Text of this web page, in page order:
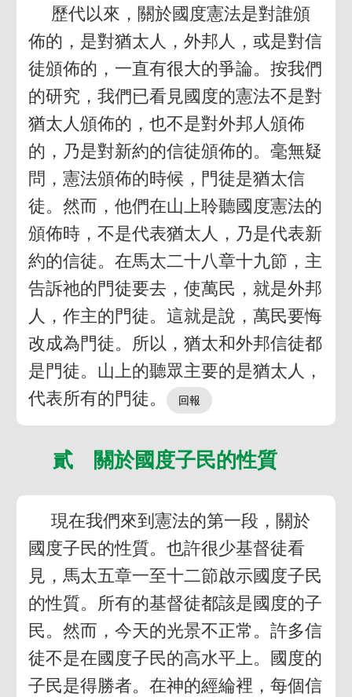
歷代以來，關於國度憲法是對誰頒
佈的，是對猶太人，外邦人，或是對信
徒頒佈的，一直有很大的爭論。按我們
的研究，我們已看見國度的憲法不是對
猶太人頒佈的，也不是對外邦人頒佈
的，乃是對新約的信徒頒佈的。毫無疑
問，憲法頒佈的時候，門徒是猶太信
徒。然而，他們在山上聆聽國度憲法的
頒佈時，不是代表猶太人，乃是代表新
約的信徒。在馬太二十八章十九節，主
告訴祂的門徒要去，使萬民，就是外邦
人，作主的門徒。這就是說，萬民要悔
改成為門徒。所以，猶太和外邦信徒都
是門徒。山上的聽眾主要的是猶太人，
代表所有的門徒。
貳 關於國度子民的性質
現在我們來到憲法的第一段，關於
國度子民的性質。也許很少基督徒看
見，馬太五章一至十二節啟示國度子民
的性質。所有的基督徒都該是國度的子
民。然而，今天的光景不正常。許多信
徒不是在國度子民的高水平上。國度的
子民是得勝者。在神的經綸裡，每個信